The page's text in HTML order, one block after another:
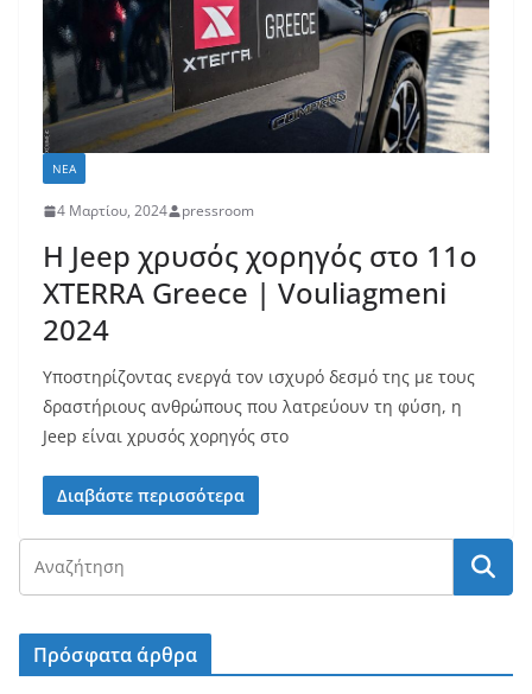
ΝΈΑ
4 Μαρτίου, 2024 pressroom
Η Jeep χρυσός χορηγός στο 11ο
XTERRA Greece | Vouliagmeni
2024
Υποστηρίζοντας ενεργά τον ισχυρό δεσμό της με τους
δραστήριους ανθρώπους που λατρεύουν τη φύση, η
Jeep είναι χρυσός χορηγός στο
Διαβάστε περισσότερα
Πρόσφατα άρθρα